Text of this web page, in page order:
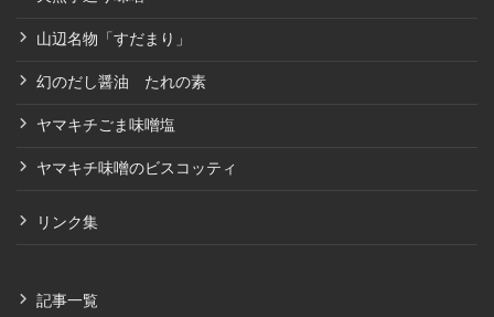
山辺名物「すだまり」
幻のだし醤油 たれの素
ヤマキチごま味噌塩
ヤマキチ味噌のビスコッティ
リンク集
記事一覧